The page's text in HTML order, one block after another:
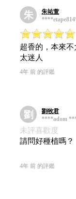
朱
朱祐萱
超香的，本來
太迷人
4年 前 的評鑑
劉
劉牧君
****adom
未評喜歡度
請問好種植嗎？
4年 前 的評鑑